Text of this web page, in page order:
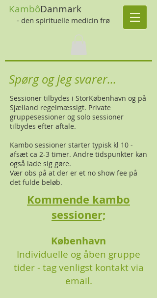
KambôDanmark
- den spirituelle medicin frø
Spørg og jeg svarer...
Sessioner tilbydes i StorKøbenhavn og på
Sjælland regelmæssigt. Private
gruppesessioner og solo sessioner
tilbydes efter aftale.
Kambo sessioner starter typisk kl 10 -
afsæt ca 2-3 timer. Andre tidspunkter kan
også lade sig gøre.
Vær obs på at der er et no show fee på
det fulde beløb.
Kommende kambo
sessioner;
København
Individuelle og åben gruppe
tider - tag venligst kontakt via
email.